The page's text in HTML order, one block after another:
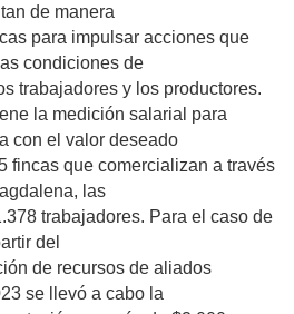
de manera
para impulsar acciones que
condiciones de
trabajadores y los productores.
la medición salarial para
con el valor deseado
fincas que comercializan a través
las
trabajadores. Para el caso de
del
de recursos de aliados
se llevó a cabo la